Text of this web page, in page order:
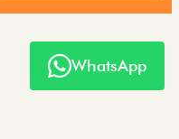
WhatsApp